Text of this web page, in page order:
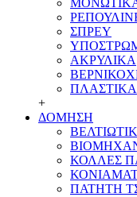
ΣΠΡΕΥ
ΑΚΡΥΛΙΚΑ
ΠΛΑΣΤΙΚΑ
+
ΔΟΜΗΣΗ
ΚΟΛΛΕΣ
ΠΑΤΗΤΗ